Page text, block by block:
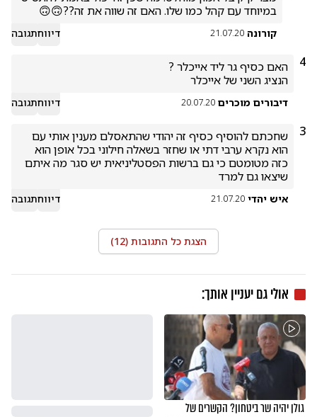
במיוחד עם קהל כמו שלו. האם זה שווה את זה??🙃🙃
קורונה 21.07.20 דיווחתגובה
4
הנציג השני של אייכלר
דיבורים מוכרים 20.07.20 דיווחתגובה
3
שיצאו גם למרד
איש יהדי 21.07.20 דיווחתגובה
הצגת כל התגובות (12
)
אולי גם יעניין אותך:
גולן יהיה שר ביטחון? הקשרים של